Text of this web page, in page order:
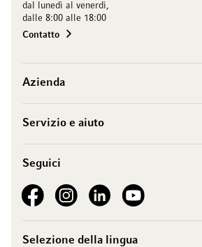
dal lunedì al venerdì,
dalle 8:00 alle 18:00
Contatto
Azienda
Servizio e aiuto
Seguici
See our FacebookSee our Instagram account
See our LinkedInSee our YouTube channel
Selezione della lingua